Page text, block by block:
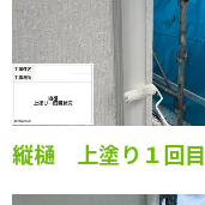
縦樋 上塗り１回目